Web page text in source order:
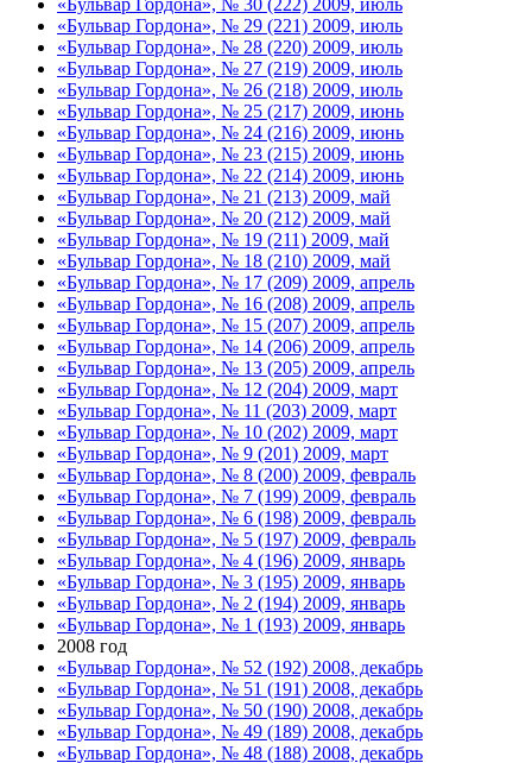
«Бульвар Гордона», № 29 (221) 2009, июль
«Бульвар Гордона», № 28 (220) 2009, июль
«Бульвар Гордона», № 27 (219) 2009, июль
«Бульвар Гордона», № 26 (218) 2009, июль
«Бульвар Гордона», № 25 (217) 2009, июнь
«Бульвар Гордона», № 24 (216) 2009, июнь
«Бульвар Гордона», № 23 (215) 2009, июнь
«Бульвар Гордона», № 22 (214) 2009, июнь
«Бульвар Гордона», № 21 (213) 2009, май
«Бульвар Гордона», № 20 (212) 2009, май
«Бульвар Гордона», № 19 (211) 2009, май
«Бульвар Гордона», № 18 (210) 2009, май
«Бульвар Гордона», № 17 (209) 2009, апрель
«Бульвар Гордона», № 16 (208) 2009, апрель
«Бульвар Гордона», № 15 (207) 2009, апрель
«Бульвар Гордона», № 14 (206) 2009, апрель
«Бульвар Гордона», № 13 (205) 2009, апрель
«Бульвар Гордона», № 12 (204) 2009, март
«Бульвар Гордона», № 11 (203) 2009, март
«Бульвар Гордона», № 10 (202) 2009, март
«Бульвар Гордона», № 9 (201) 2009, март
«Бульвар Гордона», № 8 (200) 2009, февраль
«Бульвар Гордона», № 7 (199) 2009, февраль
«Бульвар Гордона», № 6 (198) 2009, февраль
«Бульвар Гордона», № 5 (197) 2009, февраль
«Бульвар Гордона», № 4 (196) 2009, январь
«Бульвар Гордона», № 3 (195) 2009, январь
«Бульвар Гордона», № 2 (194) 2009, январь
«Бульвар Гордона», № 1 (193) 2009, январь
2008 год
«Бульвар Гордона», № 52 (192) 2008, декабрь
«Бульвар Гордона», № 51 (191) 2008, декабрь
«Бульвар Гордона», № 50 (190) 2008, декабрь
«Бульвар Гордона», № 49 (189) 2008, декабрь
«Бульвар Гордона», № 48 (188) 2008, декабрь